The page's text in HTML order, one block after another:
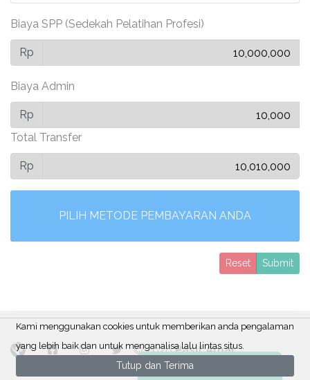
Biaya SPP (Sedekah Pelatihan Profesi)
Rp
Biaya Admin
Rp
Total Transfer
Rp
PILIH METODE PEMBAYARAN ANDA
Reset Submit
© 2026Pasif Amal
Ada Pertanyaan?
Kami menggunakan cookies untuk memberikan anda pengalaman
yang lebih baik dan untuk menganalisa lalu lintas situs.
Tutup dan Terima